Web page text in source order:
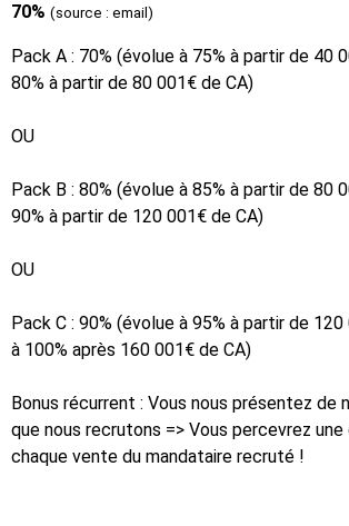
70% (source : email)
Pack A : 70% (évolue à 75% à partir de 40
80% à partir de 80 001€ de CA)
OU
Pack B : 80% (évolue à 85% à partir de 80
90% à partir de 120 001€ de CA)
OU
Pack C : 90% (évolue à 95% à partir de 120
à 100% après 160 001€ de CA)
Bonus récurrent : Vous nous présentez de
que nous recrutons => Vous percevrez une
chaque vente du mandataire recruté !